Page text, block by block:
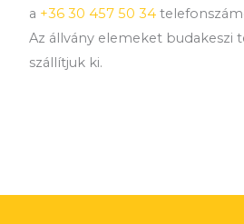
a +36 30 457 50 34
Az állvány elemeket budakeszi
szállítjuk ki.